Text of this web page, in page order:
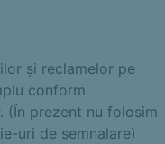
și reclamelor pe
conform
(În prezent nu folosim
uri de semnalare)